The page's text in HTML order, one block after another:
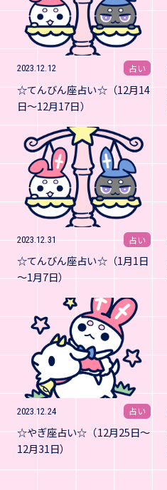
2023.12.12 占い
☆てんびん座占い☆（12月14
日～12月17日）
2023.12.31 占い
☆てんびん座占い☆（1月1日
～1月7日）
2023.12.24 占い
☆やぎ座占い☆（12月25日～
12月31日）